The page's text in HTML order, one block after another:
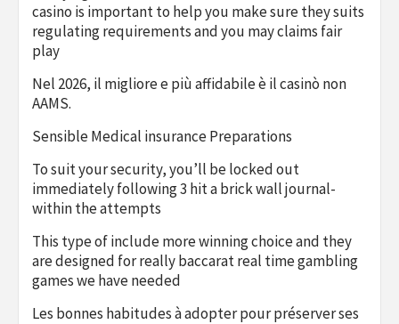
casino is important to help you make sure they suits
regulating requirements and you may claims fair
play
Nel 2026, il migliore e più affidabile è il casinò non
AAMS.
Sensible Medical insurance Preparations
To suit your security, you’ll be locked out
immediately following 3 hit a brick wall journal-
within the attempts
This type of include more winning choice and they
are designed for really baccarat real time gambling
games we have needed
Les bonnes habitudes à adopter pour préserver ses